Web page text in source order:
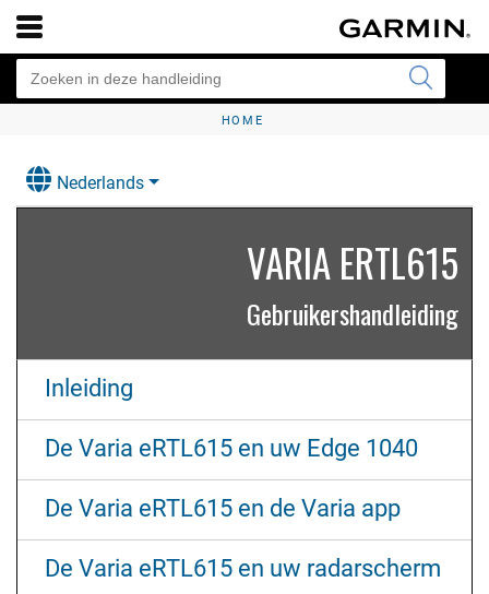
HOME
Nederlands
VARIA ERTL615
Gebruikershandleiding
Inleiding
De Varia eRTL615 en uw Edge 1040
De Varia eRTL615 en de Varia app
De Varia eRTL615 en uw radarscherm